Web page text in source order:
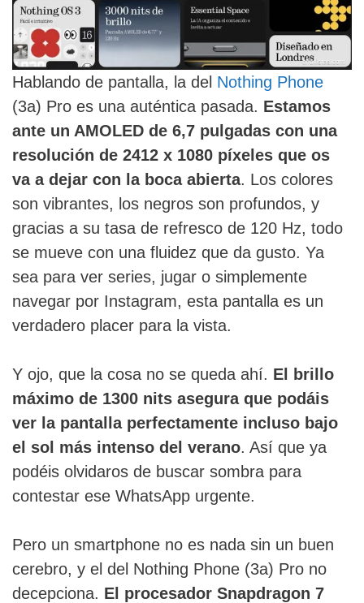
Hablando de pantalla, la del Nothing Phone
(3a) Pro es una auténtica pasada. Estamos
ante un AMOLED de 6,7 pulgadas con una
resolución de 2412 x 1080 píxeles que os
va a dejar con la boca abierta. Los colores
son vibrantes, los negros son profundos, y
gracias a su tasa de refresco de 120 Hz, todo
se mueve con una fluidez que da gusto. Ya
sea para ver series, jugar o simplemente
navegar por Instagram, esta pantalla es un
verdadero placer para la vista.
Y ojo, que la cosa no se queda ahí. El brillo
máximo de 1300 nits asegura que podáis
ver la pantalla perfectamente incluso bajo
el sol más intenso del verano. Así que ya
podéis olvidaros de buscar sombra para
contestar ese WhatsApp urgente.
Pero un smartphone no es nada sin un buen
cerebro, y el del Nothing Phone (3a) Pro no
decepciona. El procesador Snapdragon 7